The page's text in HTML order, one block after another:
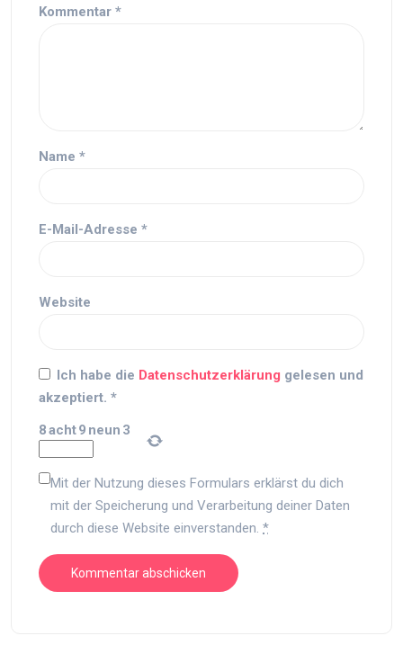
Kommentar *
Name *
E-Mail-Adresse *
Website
Ich habe die Datenschutzerklärung gelesen und
akzeptiert. *
8acht9 neun 3
Mit der Nutzung dieses Formulars erklärst du dich
mit der Speicherung und Verarbeitung deiner Daten
durch diese Website einverstanden. *